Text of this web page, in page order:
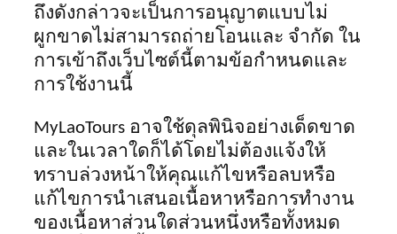
ถึงดังกล่าวจะเป็นการอนุญาตแบบไม่
ผูกขาดไม่สามารถถ่ายโอนและ จำกัด ใน
การเข้าถึงเว็บไซต์นี้ตามข้อกำหนดและ
การใช้งานนี้
MyLaoTours อาจใช้ดุลพินิจอย่างเด็ดขาด
และในเวลาใดก็ได้โดยไม่ต้องแจ้งให้
ทราบล่วงหน้าให้คุณแก้ไขหรือลบหรือ
แก้ไขการนำเสนอเนื้อหาหรือการทำงาน
ของเนื้อหาส่วนใดส่วนหนึ่งหรือทั้งหมด